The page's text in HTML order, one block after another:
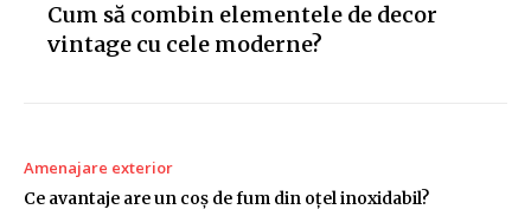
Cum să combin elementele de decor
vintage cu cele moderne?
Amenajare exterior
Ce avantaje are un coș de fum din oțel inoxidabil?